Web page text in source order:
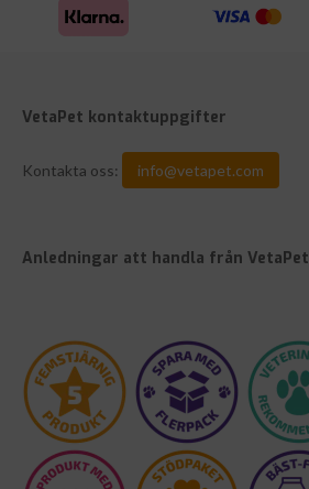
VetaPet kontaktuppgifter
Kontakta oss: info@vetapet.com
Anledningar att handla från VetaPet